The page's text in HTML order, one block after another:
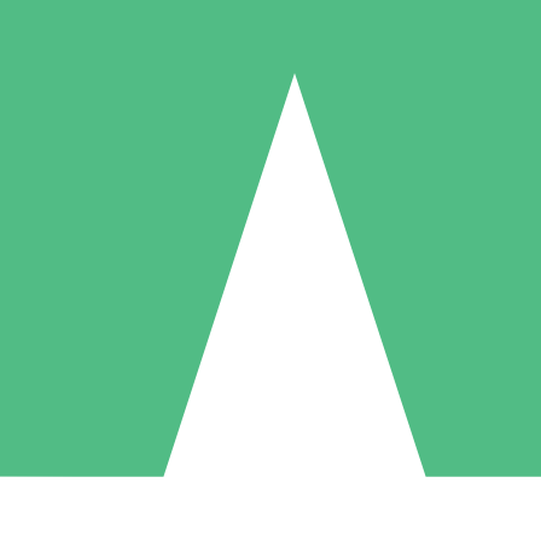
Packs de Crédits Individuels
à l'utilisation avec des crédits de téléchargement. Sans engagement
5 Téléchargements
US$